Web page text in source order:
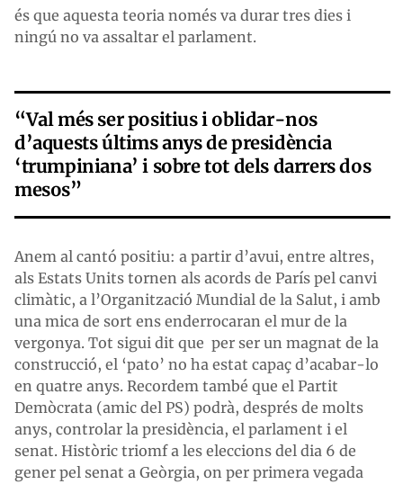
és que aquesta teoria només va durar tres dies i
ningú no va assaltar el parlament.
“Val més ser positius i oblidar-nos
d’aquests últims anys de presidència
‘trumpiniana’ i sobre tot dels darrers dos
mesos”
Anem al cantó positiu: a partir d’avui, entre altres,
als Estats Units tornen als acords de París pel canvi
climàtic, a l’Organització Mundial de la Salut, i amb
una mica de sort ens enderrocaran el mur de la
vergonya. Tot sigui dit que per ser un magnat de la
construcció, el ‘pato’ no ha estat capaç d’acabar-lo
en quatre anys. Recordem també que el Partit
Demòcrata (amic del PS) podrà, després de molts
anys, controlar la presidència, el parlament i el
senat. Històric triomf a les eleccions del dia 6 de
gener pel senat a Geòrgia, on per primera vegada